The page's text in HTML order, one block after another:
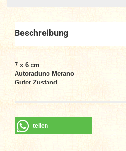
Beschreibung
7 x 6 cm
Autoraduno Merano
Guter Zustand
teilen